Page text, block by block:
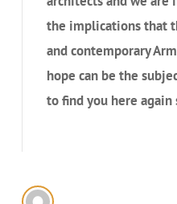
the implications that
and contemporary
hope can be the
to find you here again